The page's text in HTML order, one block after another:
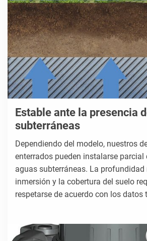
Estable ante la presencia
subterráneas
Dependiendo del modelo, nuestros
enterrados pueden instalarse parcial
aguas subterráneas. La
inmersión y la cobertura del suelo
respetarse de acuerdo con los datos